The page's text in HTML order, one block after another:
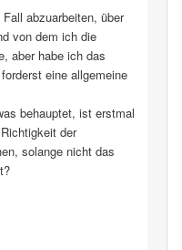
abzuarbeiten, über
von dem ich die
aber habe ich das
eine allgemeine
behauptet, ist erstmal
der
solange nicht das